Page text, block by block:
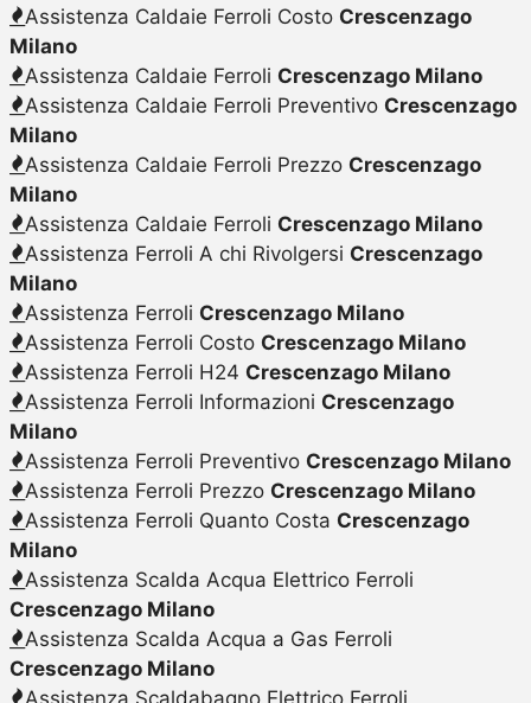
Assistenza Caldaie Ferroli Costo Crescenzago
Milano
Assistenza Caldaie Ferroli Crescenzago Milano
Assistenza Caldaie Ferroli Preventivo Crescenzago
Milano
Assistenza Caldaie Ferroli Prezzo Crescenzago
Milano
Assistenza Caldaie Ferroli Crescenzago Milano
Assistenza Ferroli A chi Rivolgersi Crescenzago
Milano
Assistenza Ferroli Crescenzago Milano
Assistenza Ferroli Costo Crescenzago Milano
Assistenza Ferroli H24 Crescenzago Milano
Assistenza Ferroli Informazioni Crescenzago
Milano
Assistenza Ferroli Preventivo Crescenzago Milano
Assistenza Ferroli Prezzo Crescenzago Milano
Assistenza Ferroli Quanto Costa Crescenzago
Milano
Assistenza Scalda Acqua Elettrico Ferroli
Crescenzago Milano
Assistenza Scalda Acqua a Gas Ferroli
Crescenzago Milano
Assistenza Scaldabagno Elettrico Ferroli